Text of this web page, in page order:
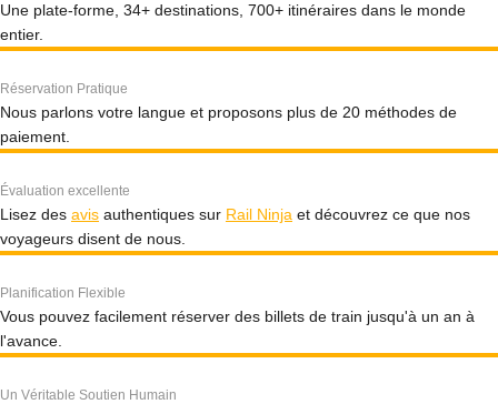
Une plate-forme, 34+ destinations, 700+ itinéraires dans le monde
entier.
Réservation Pratique
Nous parlons votre langue et proposons plus de 20 méthodes de
paiement.
Évaluation excellente
Lisez des avis authentiques sur Rail Ninja et découvrez ce que nos
voyageurs disent de nous.
Planification Flexible
Vous pouvez facilement réserver des billets de train jusqu'à un an à
l'avance.
Un Véritable Soutien Humain